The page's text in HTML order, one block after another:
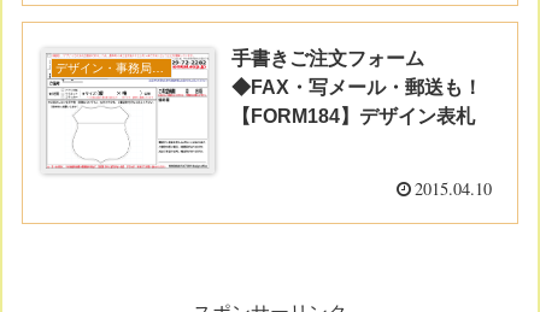
デザイン・事務局コラム
手書きご注文フォーム
◆FAX・写メール・郵送も！
【FORM184】デザイン表札
2015.04.10